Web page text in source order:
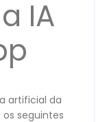
IA
artificial da
os seguintes